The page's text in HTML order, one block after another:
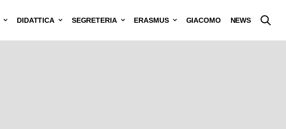
DIDATTICA SEGRETERIA ERASMUS GIACOMO NEWS